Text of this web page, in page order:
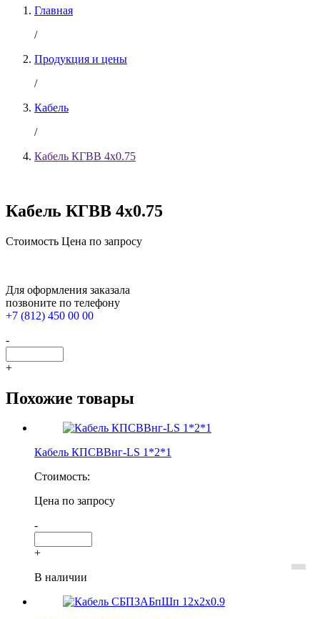
Главная
/
Продукция и цены
/
Кабель
/
Кабель КГВВ 4х0.75
Кабель КГВВ 4х0.75
Стоимость Цена по запросу
Для оформления заказала
позвоните по телефону
+7 (812) 450 00 00
-
+
Похожие товары
Кабель КПСВВнг-LS 1*2*1
Стоимость:
Цена по запросу
-
+
В наличии